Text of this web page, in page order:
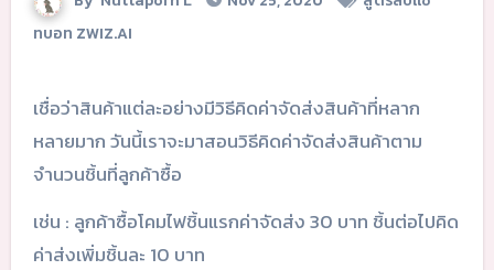
ทบอท ZWIZ.AI
เชื่อว่าสินค้าแต่ละอย่างมีวิธีคิดค่าจัดส่งสินค้าที่หลาก
หลายมาก วันนี้เราจะมาสอนวิธีคิดค่าจัดส่งสินค้าตาม
จำนวนชิ้นที่ลูกค้าซื้อ
เช่น : ลูกค้าซื้อโคมไฟชิ้นแรกค่าจัดส่ง 30 บาท ชิ้นต่อไปคิด
ค่าส่งเพิ่มชิ้นละ 10 บาท